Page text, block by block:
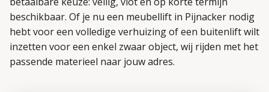
beschikbaar. Of je nu een meubellift in Pijnacker nodig
hebt voor een volledige verhuizing of een buitenlift wilt
inzetten voor een enkel zwaar object, wij rijden met het
passende materieel naar jouw adres.